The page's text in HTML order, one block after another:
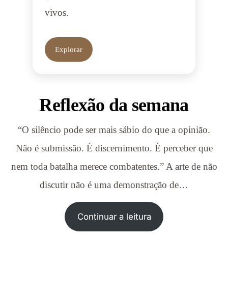
vivos.
Explorar
Reflexão da semana
“O silêncio pode ser mais sábio do que a opinião.
Não é submissão. É discernimento. É perceber que
nem toda batalha merece combatentes.” A arte de não
discutir não é uma demonstração de…
Continuar a leitura